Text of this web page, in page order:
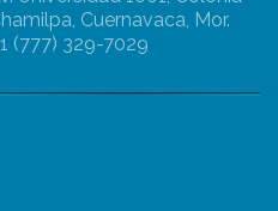
Cuernavaca, Mor.
(777) 329-7029